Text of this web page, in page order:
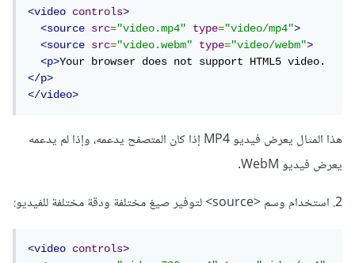
<video controls>
<source
src="video.mp4" type="video/mp4">
<source
src="video.webm" type="video/webm">
<p>Your browser does not support HTML5 video.
</p>
</video>
هذا المثال يعرض فيديو MP4 إذا كان المتصفح يدعمه، وإذا لم يدعمه
يعرض فيديو WebM.
2. استخدام وسم <source> لتوفير صيغ مختلفة ودقة مختلفة للفيديو:
<video controls>